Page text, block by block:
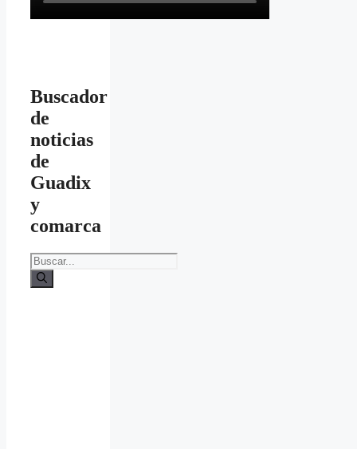
Buscador
de
noticias
de
Guadix
y
comarca
Buscar: